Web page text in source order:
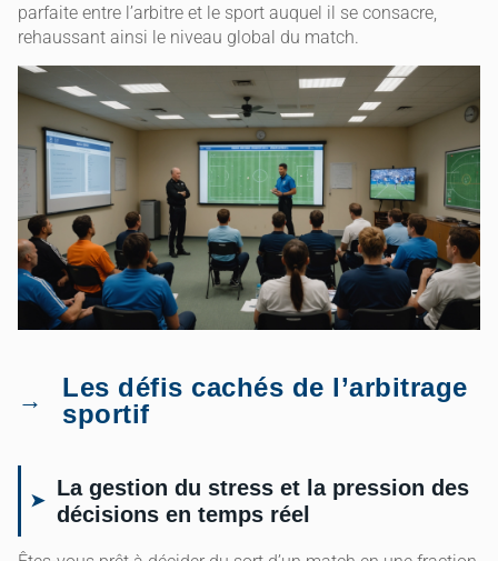
parfaite entre l’arbitre et le sport auquel il se consacre,
rehaussant ainsi le niveau global du match.
Les défis cachés de l’arbitrage
sportif
La gestion du stress et la pression des
décisions en temps réel